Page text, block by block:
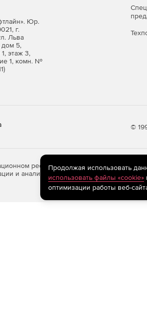
Юр.
г.
Льва
дом 5,
этаж 3,
1, комн. №
©
ресурсе store.softline.ru
и анализа сведений, относящихся к
Продолжая использовать
использовать файлы «cookie»
оптимизации работы веб-